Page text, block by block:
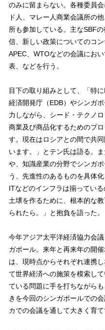
のみに留まらない。各種委員
ド人、マレー人商業会議所の
所も参加している。主なSBF
信、新しい政策についてのコン
APEC、WTOなどの会議にお
表、などを行う。
目下の取り組みとして、「特
経済開発庁（EDB）やシンガ
力しながら、シード・テクノ
商業及び商品化するためのプ
す。現在はロシアとの間で共
います。」とテン氏は語る。
や、知識産業の分野でシンガ
う、先進性のあるものを具体
ITなどのインフラは揃ってい
土壌を作るために、根本的な
られたら。」と抱負を語った。
今年アジア太平洋経済協力会
ガポール。来年と再来年の開
は、現時点からそれぞれ連携
て世界経済への施策を模索し
ている問題に手を打ちながら
きを今回のシンガポールでの
カでの会議を通して大きく育